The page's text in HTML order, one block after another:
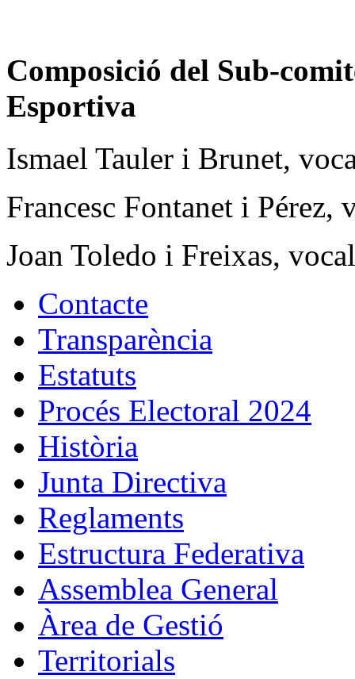
Composició del Sub-
Esportiva
Ismael Tauler i Brunet,
Francesc Fontanet i Pérez,
Joan Toledo i Freixas, vocal
Contacte
Transparència
Estatuts
Procés Electoral 2024
Història
Junta Directiva
Reglaments
Estructura Federativa
Assemblea General
Àrea de Gestió
Territorials